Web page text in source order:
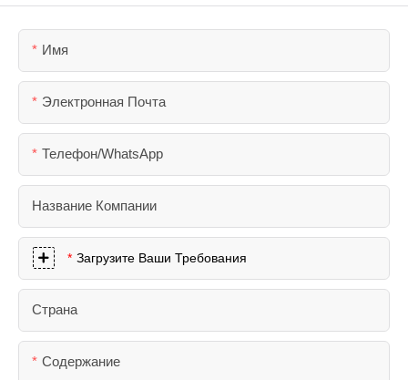
Имя
Электронная Почта
Телефон/WhatsApp
Название Компании
Загрузите Ваши Требования
Страна
Содержание